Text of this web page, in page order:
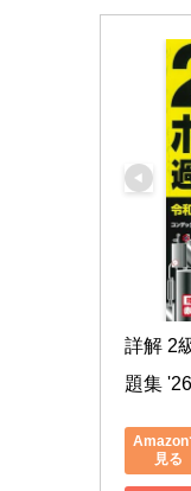
詳解 2
題集
Amazon
見る